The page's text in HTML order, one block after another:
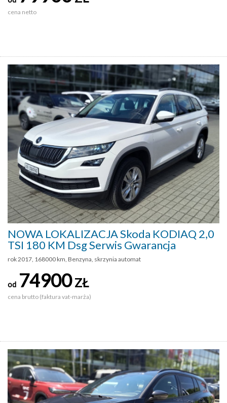
cena netto
NOWA LOKALIZACJA Skoda KODIAQ 2,0
TSI 180 KM Dsg Serwis Gwarancja
rok 2017, 168000 km, Benzyna, skrzynia automat
od 74900ZŁ
cena brutto (faktura vat-marża)